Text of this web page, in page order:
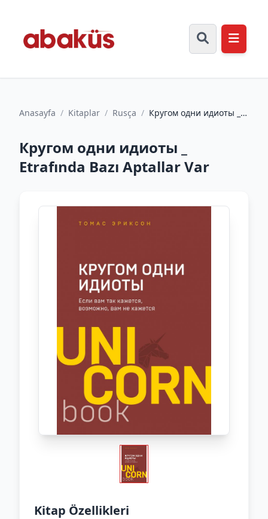
Anasayfa / Kitaplar / Rusça / Кругом одни идиоты _
Кругом одни идиоты _
Etrafında Bazı Aptallar Var
Kitap Özellikleri